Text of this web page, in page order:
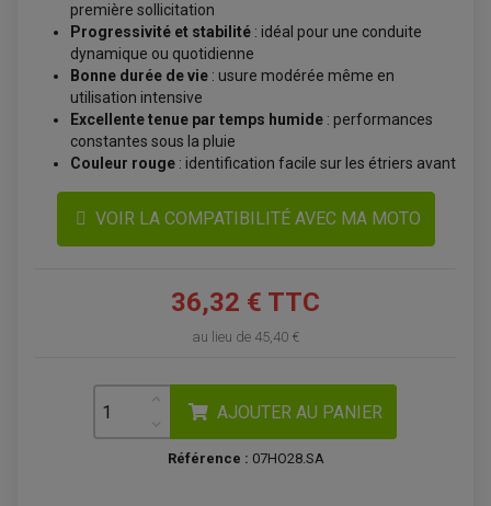
BAGAGERIE
BAGAGERIE SOUPLE
ACCESSOIRE GPS, SMARTPHONE
SUPPORT TOP CASE
SUPPORT VALISE LATERAL
ACCESSOIRES ELECTRIQUE
CLIGNOTANT MOTO
CLIGNOTANT TYPE ORIGINE
DÉMARREUR
ECLAIRAGE MOTO
FEUX ADDITIONNELS
ELECTRICITÉ
CLIGNOTANT TYPE ORIGINE
BATTERIE SCOOTER
ECLAIRAGE SCOOTER
POMPE A ESSENCE
BAGAGERIE / TREUIL / ATTELAGE
COFFRE / TOP CASE QUAD
TREUIL ET ATTELAGE QUAD-SSV
ÉCHAPPEMENT QUAD
ÉCHAPPEMENT QUAD
BOUGIE QUAD
ÉQUIPEMENT ÉLECTRIQUE
ACCESSOIRES ÉLECTRIQUE ENDURO
PLAQUE PHARE
COMPTEUR D'HEURE
DÉMARREUR
CONDENSATEUR
BOBINE D'ALLUMAGE
COUPE-CONTACT
TRANSMISSION
KIT CHAÎNE
GUIDE CHAÎNE
EMBRAYAGE OFF ROAD
PIÈCE MOTEUR
KIT RÉPARATION CARBU
KIT RÉPARATION POMPE A EAU
PIPE D'ADMISSION
première sollicitation
Progressivité et stabilité : idéal pour une conduite
dynamique ou quotidienne
Bonne durée de vie : usure modérée même en
utilisation intensive
Excellente tenue par temps humide : performances
constantes sous la pluie
Couleur rouge : identification facile sur les étriers avant
VOIR LA COMPATIBILITÉ AVEC MA MOTO
36,32 € TTC
au lieu de 45,40 €
AJOUTER AU PANIER
Référence : 07HO28.SA